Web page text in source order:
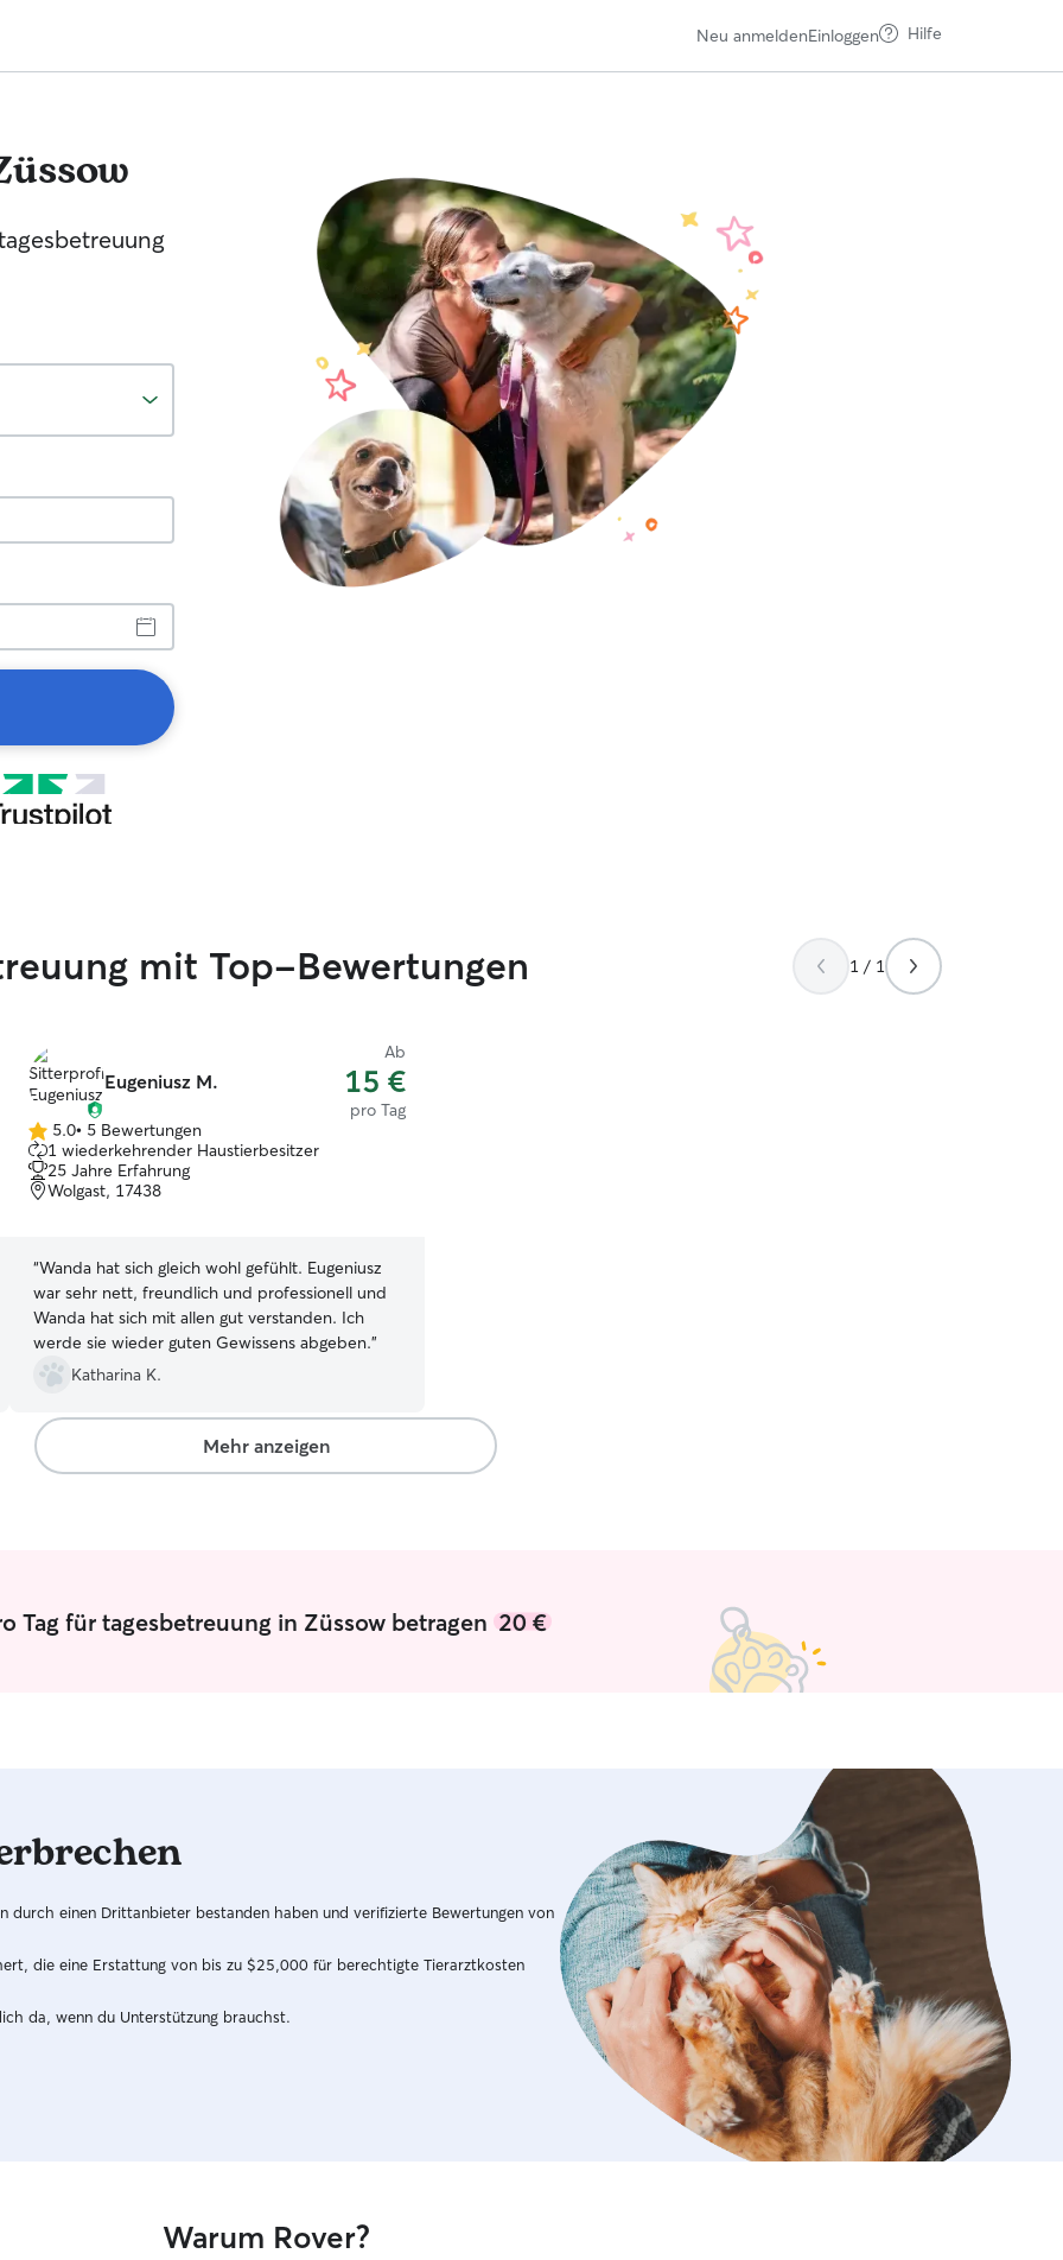
Neu anmeldenEinloggen Hilfe
mit Top-Bewertungen 1 / 1
Eugeniusz M.
Ab
15 €
pro Tag
5.0
von
5
Sternen
5.0• 5 Bewertungen
1 wiederkehrender Haustierbesitzer
25 Jahre Erfahrung
Wolgast, 17438
“Wanda hat sich gleich wohl gefühlt. Eugeniusz
war sehr nett, freundlich und professionell und
Wanda hat sich mit allen gut verstanden. Ich
werde sie wieder guten Gewissens abgeben.”
Katharina K.
Mehr anzeigen
Tag für tagesbetreuung in Züssow betragen20 €
durch einen Drittanbieter bestanden haben und verifizierte Bewertungen von
die eine Erstattung von bis zu $25,000 für berechtigte Tierarztkosten
da, wenn du Unterstützung brauchst.
Warum Rover?